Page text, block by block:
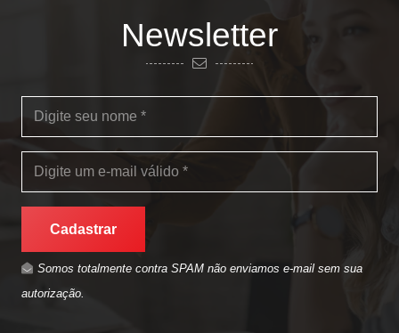
Newsletter
Cadastrar
Somos totalmente contra SPAM não enviamos e-mail sem sua
autorização.